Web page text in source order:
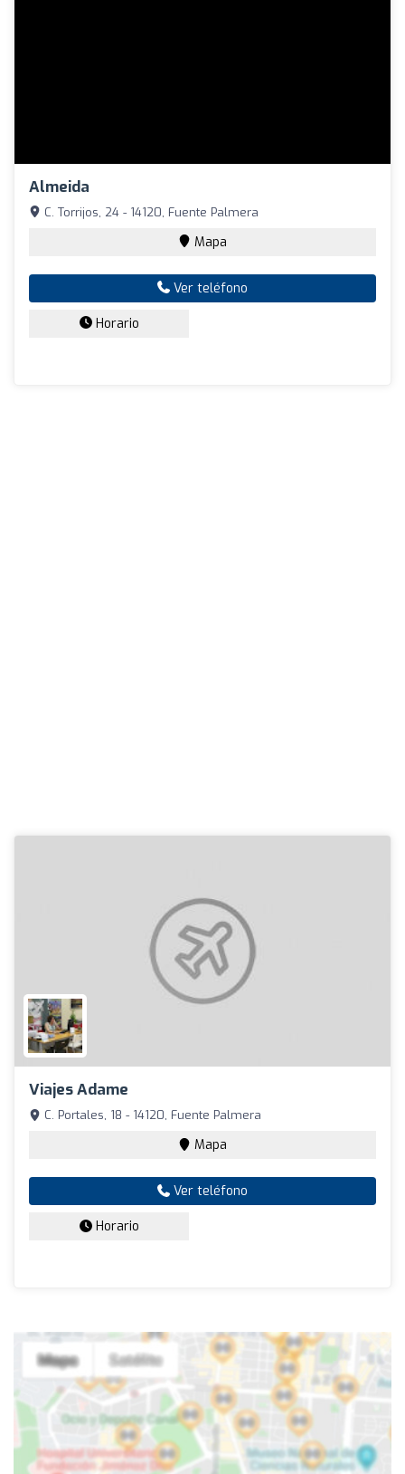
Almeida
C. Torrijos, 24 - 14120, Fuente Palmera
Mapa
Ver teléfono
Horario
Viajes Adame
C. Portales, 18 - 14120, Fuente Palmera
Mapa
Ver teléfono
Horario